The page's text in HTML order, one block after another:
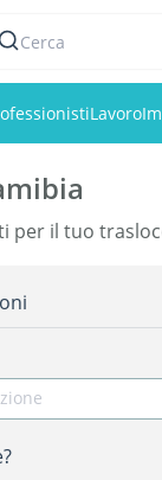
Cerca
Lavoro
per il tuo